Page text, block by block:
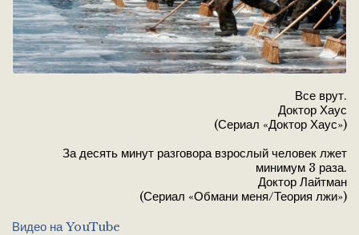
Все врут.
Доктор Хаус
(Сериал «Доктор Хаус»)
За десять минут разговора взрослый человек лжет
минимум 3 раза.
Доктор Лайтман
(Сериал «Обмани меня/Теория лжи»)
Видео на YouTube